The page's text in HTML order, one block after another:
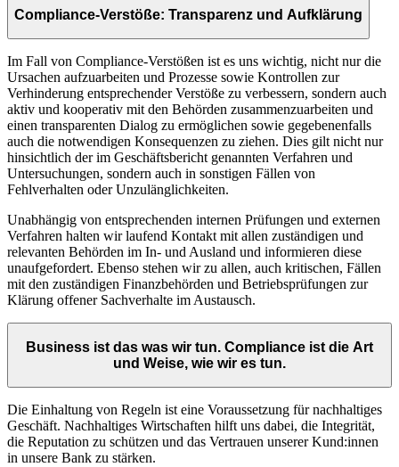
Compliance-Verstöße: Transparenz und Aufklärung
Im Fall von Compliance-Verstößen ist es uns wichtig, nicht nur die
Ursachen aufzuarbeiten und Prozesse sowie Kontrollen zur
Verhinderung entsprechender Verstöße zu verbessern, sondern auch
aktiv und kooperativ mit den Behörden zusammenzuarbeiten und
einen transparenten Dialog zu ermöglichen sowie gegebenenfalls
auch die notwendigen Konsequenzen zu ziehen. Dies gilt nicht nur
hinsichtlich der im Geschäftsbericht genannten Verfahren und
Untersuchungen, sondern auch in sonstigen Fällen von
Fehlverhalten oder Unzulänglichkeiten.
Unabhängig von entsprechenden internen Prüfungen und externen
Verfahren halten wir laufend Kontakt mit allen zuständigen und
relevanten Behörden im In- und Ausland und informieren diese
unaufgefordert. Ebenso stehen wir zu allen, auch kritischen, Fällen
mit den zuständigen Finanzbehörden und Betriebsprüfungen zur
Klärung offener Sachverhalte im Austausch.
Business ist das was wir tun. Compliance ist die Art
und Weise, wie wir es tun.
Die Einhaltung von Regeln ist eine Voraussetzung für nachhaltiges
Geschäft. Nachhaltiges Wirtschaften hilft uns dabei, die Integrität,
die Reputation zu schützen und das Vertrauen unserer Kund:innen
in unsere Bank zu stärken.